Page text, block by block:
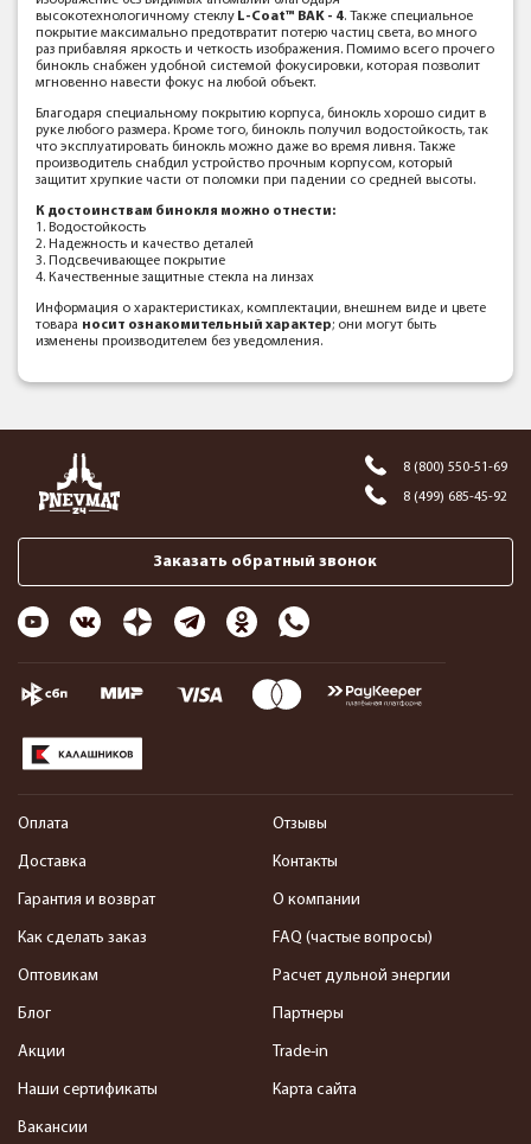
высокотехнологичному стеклу L-Coat™ BAK - 4. Также специальное
покрытие максимально предотвратит потерю частиц света, во много
раз прибавляя яркость и четкость изображения. Помимо всего прочего
бинокль снабжен удобной системой фокусировки, которая позволит
мгновенно навести фокус на любой объект.
Благодаря специальному покрытию корпуса, бинокль хорошо сидит в
руке любого размера. Кроме того, бинокль получил водостойкость, так
что эксплуатировать бинокль можно даже во время ливня. Также
производитель снабдил устройство прочным корпусом, который
защитит хрупкие части от поломки при падении со средней высоты.
К достоинствам бинокля можно отнести:
1. Водостойкость
2. Надежность и качество деталей
3. Подсвечивающее покрытие
4. Качественные защитные стекла на линзах
Информация о характеристиках, комплектации, внешнем виде и цвете
товара носит ознакомительный характер; они могут быть
изменены производителем без уведомления.
8 (800) 550-51-69
8 (499) 685-45-92
Заказать обратный звонок
Оплата
Доставка
Гарантия и возврат
Как сделать заказ
Оптовикам
Блог
Акции
Наши сертификаты
Вакансии
Отзывы
Контакты
О компании
FAQ (частые вопросы)
Расчет дульной энергии
Партнеры
Trade-in
Карта сайта